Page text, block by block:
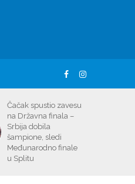
Čačak spustio zavesu
na Državna finala –
Srbija dobila
šampione, sledi
Međunarodno finale
u Splitu